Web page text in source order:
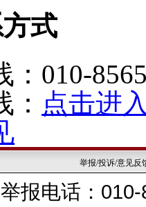
式
010-
点击进
举报/投诉/意见反
报电话：